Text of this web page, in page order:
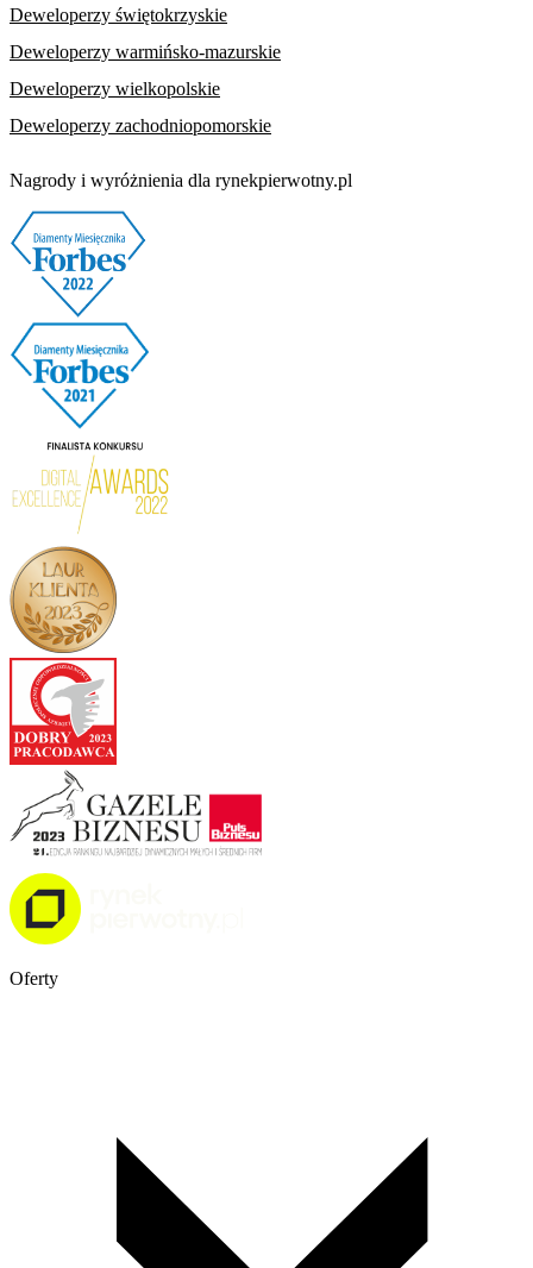
Deweloperzy świętokrzyskie
Deweloperzy warmińsko-mazurskie
Deweloperzy wielkopolskie
Deweloperzy zachodniopomorskie
Nagrody i wyróżnienia dla rynekpierwotny.pl
Oferty